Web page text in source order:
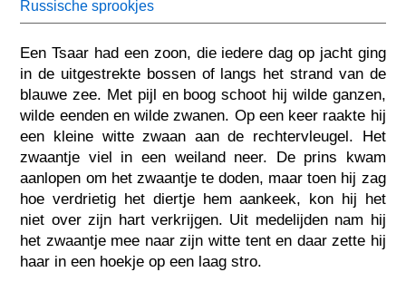
Russische sprookjes
Een Tsaar had een zoon, die iedere dag op jacht ging
in de uitgestrekte bossen of langs het strand van de
blauwe zee. Met pijl en boog schoot hij wilde ganzen,
wilde eenden en wilde zwanen. Op een keer raakte hij
een kleine witte zwaan aan de rechtervleugel. Het
zwaantje viel in een weiland neer. De prins kwam
aanlopen om het zwaantje te doden, maar toen hij zag
hoe verdrietig het diertje hem aankeek, kon hij het
niet over zijn hart verkrijgen. Uit medelijden nam hij
het zwaantje mee naar zijn witte tent en daar zette hij
haar in een hoekje op een laag stro.